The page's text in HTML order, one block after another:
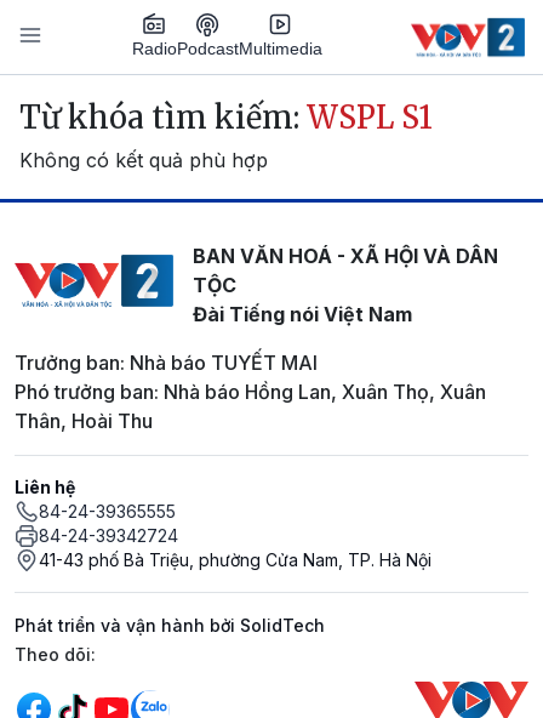
Nhảy đến nội dung
RadioPodcastMultimedia
Main navigation
Từ khóa tìm kiếm: WSPL S1
Không có kết quả phù hợp
BAN VĂN HOÁ - XÃ HỘI VÀ DÂN
TỘC
Đài Tiếng nói Việt Nam
Trưởng ban: Nhà báo TUYẾT MAI
Phó trưởng ban: Nhà báo Hồng Lan, Xuân Thọ, Xuân
Thân, Hoài Thu
Liên hệ
84-24-39365555
84-24-39342724
41-43 phố Bà Triệu, phường Cửa Nam, TP. Hà Nội
Phát triển và vận hành bởi SolidTech
Mạng xã hội
Theo dõi: